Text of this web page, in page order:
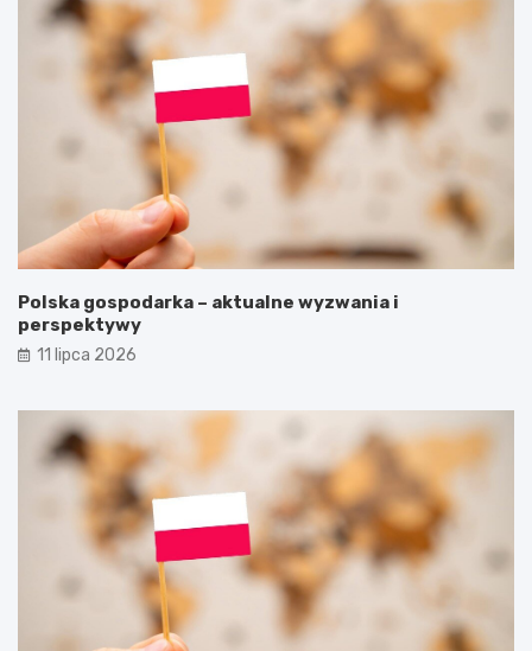
Polska gospodarka – aktualne wyzwania i
perspektywy
11 lipca 2026